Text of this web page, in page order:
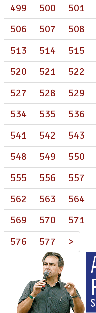
499 500 501
506
507 508
513
514 515
520
521 522
527
528 529
534
535 536
541
542 543
548
549 550
555
556 557
562
563 564
569
570 571
576
577 >